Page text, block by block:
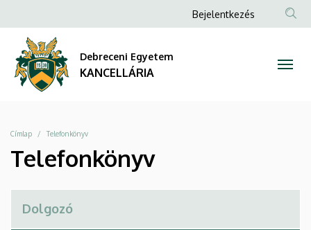
KANCELLÁRIA
a
tartalomra
Anonim
Bejelentkezés
Debreceni Egyetem
KANCELLÁRIA
Morzsa
Címlap Telefonkönyv
Telefonkönyv